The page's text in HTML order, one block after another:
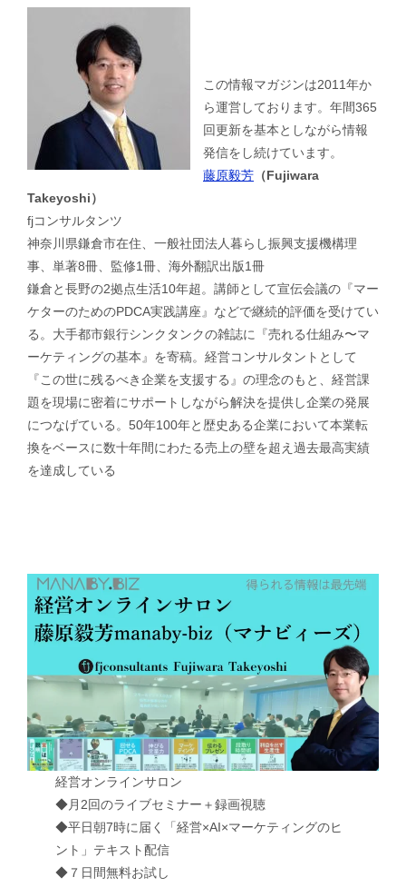
この情報マガジンは2011年か
ら運営しております。年間365
回更新を基本としながら情報
発信をし続けています。
藤原毅芳 （Fujiwara
Takeyoshi）
fjコンサルタンツ
神奈川県鎌倉市在住、一般社団法人暮らし振興支援機構理
事、単著8冊、監修1冊、海外翻訳出版1冊
鎌倉と長野の2拠点生活10年超。講師として宣伝会議の『マー
ケターのためのPDCA実践講座』などで継続的評価を受けてい
る。大手都市銀行シンクタンクの雑誌に『売れる仕組み〜マ
ーケティングの基本』を寄稿。経営コンサルタントとして
『この世に残るべき企業を支援する』の理念のもと、経営課
題を現場に密着にサポートしながら解決を提供し企業の発展
につなげている。50年100年と歴史ある企業において本業転
換をベースに数十年間にわたる売上の壁を超え過去最高実績
を達成している
経営オンラインサロン
◆月2回のライブセミナー＋録画視聴
◆平日朝7時に届く「経営×AI×マーケティングのヒ
ント」テキスト配信
◆７日間無料お試し